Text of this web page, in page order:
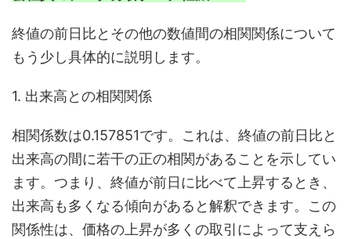
終値の前日比とその他の数値間の相関関係について
もう少し具体的に説明します。
1. 出来高との相関関係
相関係数は0.157851です。これは、終値の前日比と
出来高の間に若干の正の相関があることを示してい
ます。つまり、終値が前日に比べて上昇するとき、
出来高も多くなる傾向があると解釈できます。この
関係性は、価格の上昇が多くの取引によって支えら